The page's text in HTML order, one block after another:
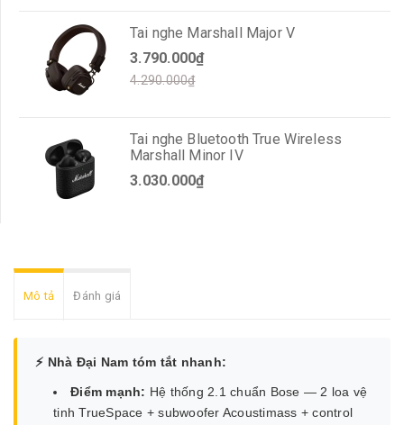
Tai nghe Marshall Major V
3.790.000₫
4.290.000₫
Tai nghe Bluetooth True Wireless
Marshall Minor IV
3.030.000₫
Mô tả Đánh giá
⚡ Nhà Đại Nam tóm tắt nhanh:
Điểm mạnh: Hệ thống 2.1 chuẩn Bose — 2 loa vệ
tinh TrueSpace + subwoofer Acoustimass + control